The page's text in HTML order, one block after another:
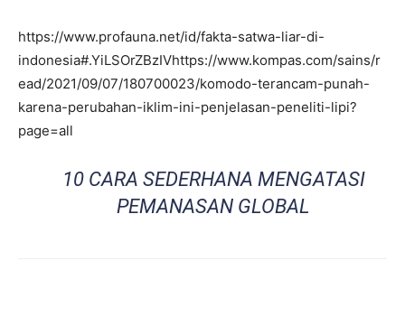
https://www.profauna.net/id/fakta-satwa-liar-di-
indonesia#.YiLSOrZBzIVhttps://www.kompas.com/sains/r
ead/2021/09/07/180700023/komodo-terancam-punah-
karena-perubahan-iklim-ini-penjelasan-peneliti-lipi?
page=all
10 CARA SEDERHANA MENGATASI
PEMANASAN GLOBAL